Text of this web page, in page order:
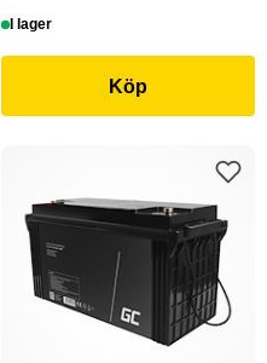
I lager
Köp